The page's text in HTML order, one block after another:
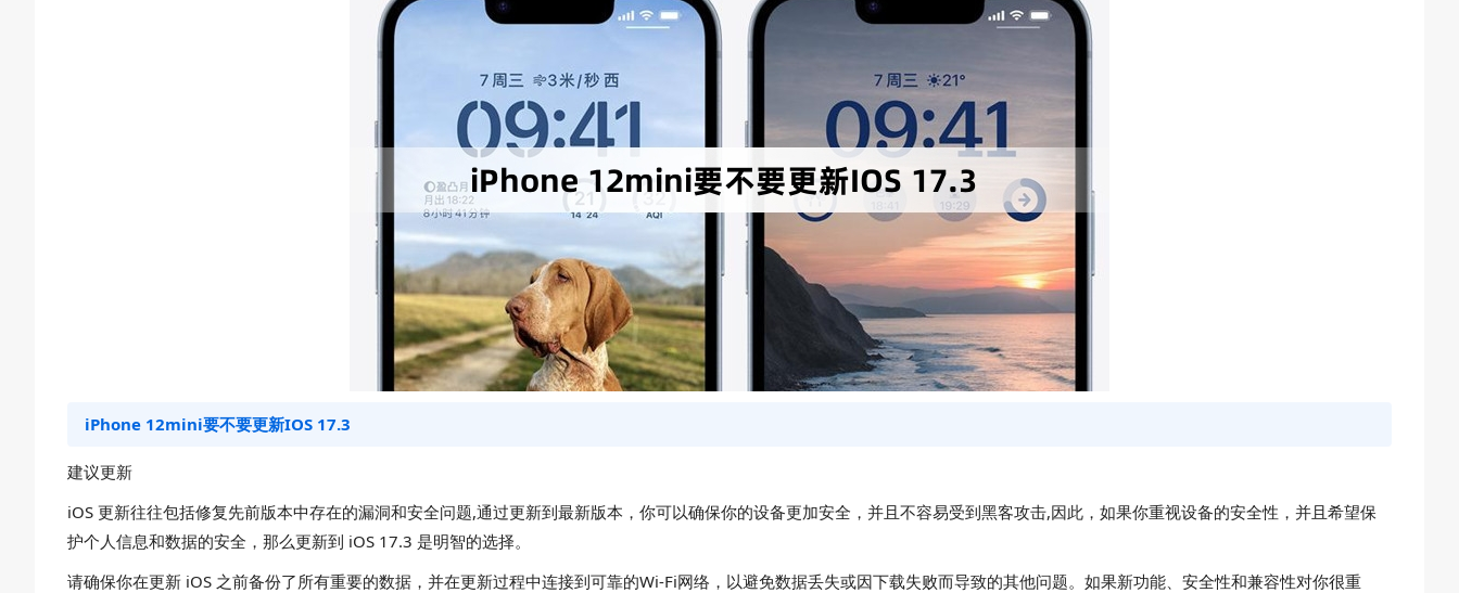
iPhone 12mini要不要更新IOS 17.3
建议更新
iOS 更新往往包括修复先前版本中存在的漏洞和安全问题,通过更新到最新版本，你可以确保你的设备更加安全，并且不容易受到黑客攻击,因此，如果你重视设备的安全性，并且希望保
护个人信息和数据的安全，那么更新到 iOS 17.3 是明智的选择。
请确保你在更新 iOS 之前备份了所有重要的数据，并在更新过程中连接到可靠的Wi-Fi网络，以避免数据丢失或因下载失败而导致的其他问题。如果新功能、安全性和兼容性对你很重